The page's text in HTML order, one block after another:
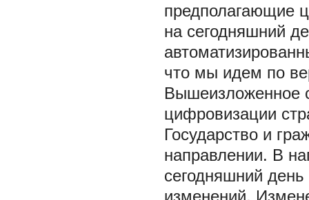
предполагающие
на сегодняшний
что мы идем по
Вышеизложенное
цифровизации
Государство и
направлении. В
сегодняшний день
изменений.